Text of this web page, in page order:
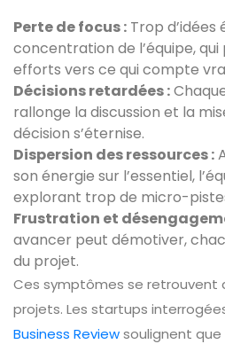
Perte de focus : Trop d’idées
concentration de l’équipe,
efforts vers ce qui compte
Décisions retardées :
rallonge la discussion et la
décision s’éternise.
Dispersion des ressources :
son énergie sur l’essentiel,
explorant trop de micro-
Frustration et
avancer peut démotiver,
du projet.
Ces symptômes se retrouvent
projets. Les startups
Business Reviewsoulignent que